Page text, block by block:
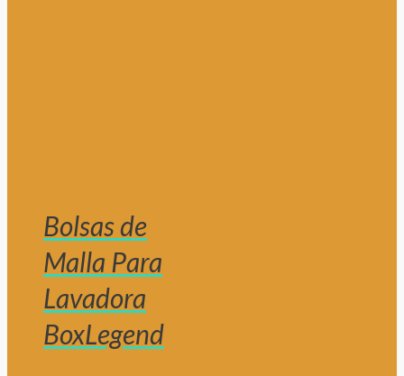
Bolsas de
Malla Para
Lavadora
BoxLegend